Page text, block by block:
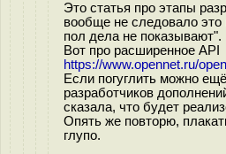
Это статья про этапы
вообще не следовало это
пол дела не показывают".
Вот про расширенное API
https://www.opennet.ru/
Если погуглить можно
разработчиков
сказала, что будет
Опять же повторю,
глупо.